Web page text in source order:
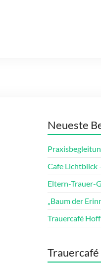
Office 365
Neueste
Cafe Lichtblick
Eltern-Trauer-
„Baum der
Trauercafé